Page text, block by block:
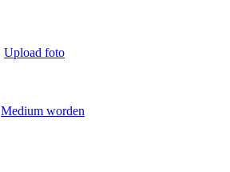
Upload foto
Medium worden